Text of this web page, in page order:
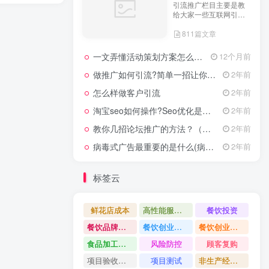
引流推广栏目主要是教
给大家一些互联网引流
业的引流技术和推广技
在犯难！
811篇文章
一文弄懂活动策划方案怎么写，2025年最新超全干货来了！ 12个月前
做推广如何引流?简单一招让你流量爆增 2年前
怎么样做客户引流 2年前
淘宝seo如何操作?Seo优化是什么意思? 2年前
教你几招论坛推广的方法？（具体论坛推广的步骤） 2年前
病毒式广告最重要的是什么(病毒式广告的创意策略) 2年前
标签云
鲜花店成本 高性能服务器配置教程
餐饮投资
餐饮品牌打造
餐饮创业避坑
餐饮创业故事
食品加工创业
风险防控
顾客复购
项目验收资料
项目测试 非生产经营用固定资产是什么